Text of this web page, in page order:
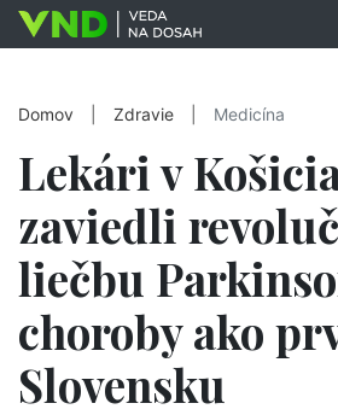
Domov Zdravie Medicína
Lekári v
zaviedli
liečbu
choroby ako
Slovensku